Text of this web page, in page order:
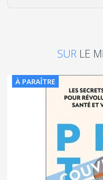
SUR LE
À PARAÎTRE